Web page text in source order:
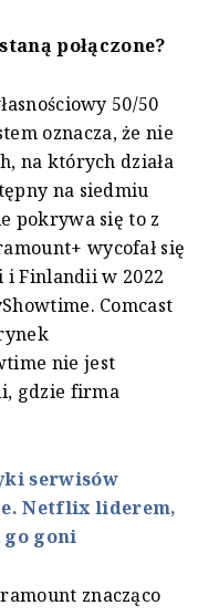
połączone?
50/50
oznacza, że nie
na których działa
na siedmiu
pokrywa się to z
wycofał się
i Finlandii w 2022
Comcast
nie jest
gdzie firma
serwisów
Netflix liderem,
go goni
znacząco